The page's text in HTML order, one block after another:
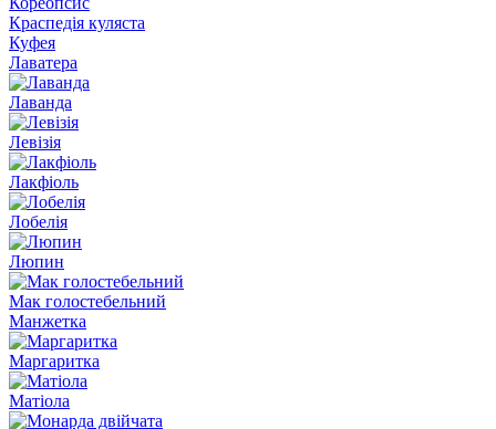
Краспедія куляста
Куфея
Лаватера
Лаванда
Левізія
Лакфіоль
Лобелія
Люпин
Мак голостебельний
Манжетка
Маргаритка
Матіола